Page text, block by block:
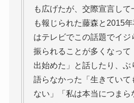
も広げたが、交際宣言して
も報じられた藤森と2015
はテレビでこの話題でイジ
振られることが多くなって
出始めた」と話したり、ぶ
語らなかった「生きていて
ない」「私は本当につまら